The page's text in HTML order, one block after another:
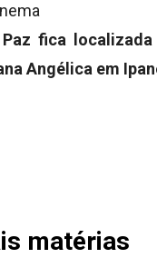
fica
Angélica em
matérias